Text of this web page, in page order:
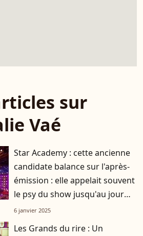
sur
Vaé
Star Academy : cette ancienne
candidate balance sur l'après-
émission : elle appelait souvent
le psy du show jusqu'au jour
où…
6 janvier 2025
Les Grands du rire : Un